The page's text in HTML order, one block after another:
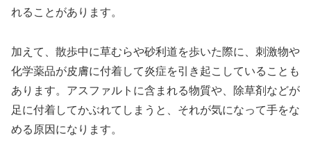
れることがあります。
加えて、散歩中に草むらや砂利道を歩いた際に、刺激物や
化学薬品が皮膚に付着して炎症を引き起こしていることも
あります。アスファルトに含まれる物質や、除草剤などが
足に付着してかぶれてしまうと、それが気になって手をな
める原因になります。